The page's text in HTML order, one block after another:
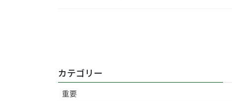
ナ
ビ
カテゴリー
重要